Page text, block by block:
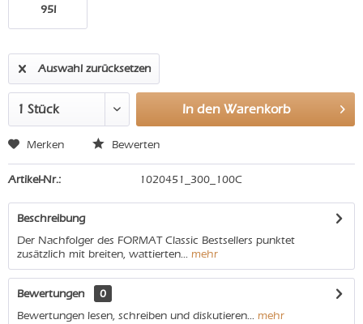
95I
Auswahl zurücksetzen
In den Warenkorb
Merken Bewerten
Artikel-Nr.: 1020451_300_100C
Beschreibung
Der Nachfolger des FORMAT Classic Bestsellers punktet
zusätzlich mit breiten, wattierten... mehr
Bewertungen
0
Bewertungen lesen, schreiben und diskutieren... mehr